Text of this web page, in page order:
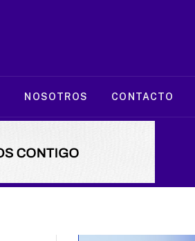
NOSOTROS CONTACTO